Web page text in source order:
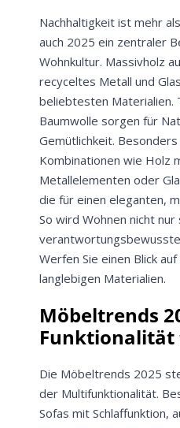
Nachhaltigkeit ist mehr
auch 2025 ein zentraler
Wohnkultur. Massivholz
recyceltes Metall und
beliebtesten Materialien.
Baumwolle sorgen für
Gemütlichkeit.
Kombinationen wie Holz
Metallelementen oder
die für einen eleganten,
So wird Wohnen nicht
Werfen Sie einen Blick
langlebigen Materialien.
Möbeltrends
Funktionalität
Die Möbeltrends 2025
der Multifunktionalität.
Sofas mit Schlaffunktion,